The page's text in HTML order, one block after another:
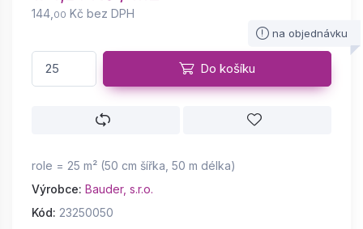
144, 00 Kč bez DPH
na objednávku
Do košíku
role = 25 m² (50 cm šířka, 50 m délka)
Výrobce: Bauder, s.r.o.
Kód: 23250050